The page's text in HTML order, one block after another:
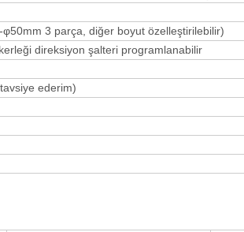
3 parça, diğer boyut özelleştirilebilir)
direksiyon şalteri programlanabilir
ederim)